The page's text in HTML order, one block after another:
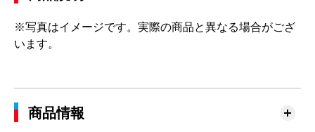
※写真はイメージです。実際の商品と異なる場合がござ
います。
商品情報